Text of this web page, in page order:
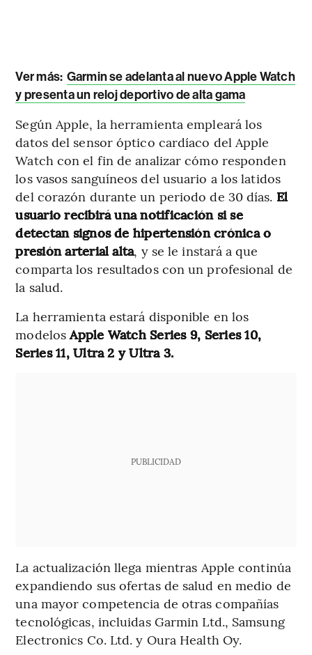
Ver más: Garmin se adelanta al nuevo Apple Watch
y presenta un reloj deportivo de alta gama
Según Apple, la herramienta empleará los
datos del sensor óptico cardíaco del Apple
Watch con el fin de analizar cómo responden
los vasos sanguíneos del usuario a los latidos
del corazón durante un periodo de 30 días. El
usuario recibirá una notificación si se
detectan signos de hipertensión crónica o
presión arterial alta, y se le instará a que
comparta los resultados con un profesional de
la salud.
La herramienta estará disponible en los
modelosApple Watch Series 9, Series 10,
Series 11, Ultra 2 y Ultra 3.
PUBLICIDAD
La actualización llega mientras Apple continúa
expandiendo sus ofertas de salud en medio de
una mayor competencia de otras compañías
tecnológicas, incluidas Garmin Ltd., Samsung
Electronics Co. Ltd. y Oura Health Oy.